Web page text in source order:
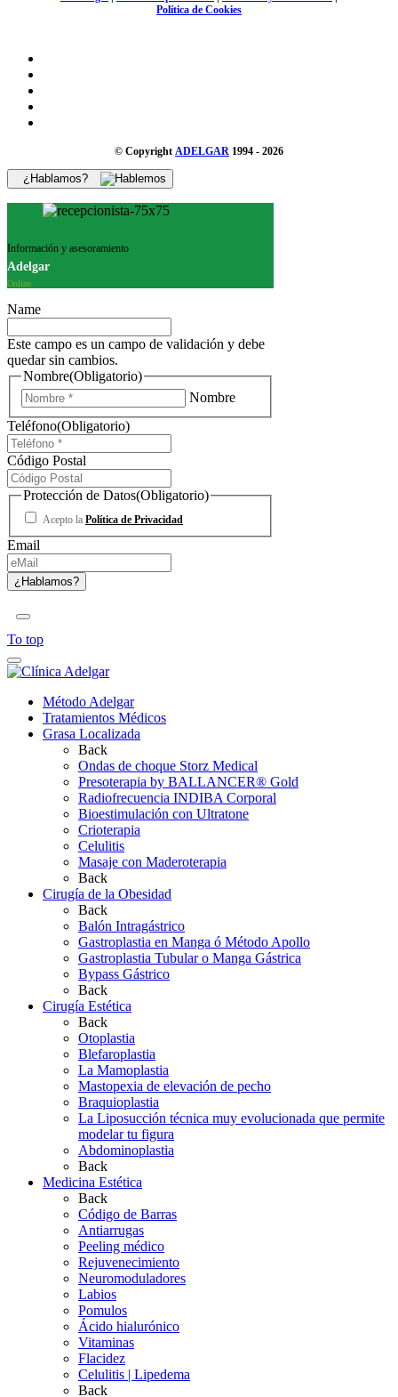
Política de Cookies
© Copyright ADELGAR 1994 - 2026
¿Hablamos?
Información y asesoramiento
Adelgar
Online
Name
Este campo es un campo de validación y debe
quedar sin cambios.
Nombre(Obligatorio)
Nombre
Teléfono(Obligatorio)
Código Postal
Protección de Datos(Obligatorio)
Acepto la Política de Privacidad
Email
To top
Método Adelgar
Tratamientos Médicos
Grasa Localizada
Back
Ondas de choque Storz Medical
Presoterapia by BALLANCER® Gold
Radiofrecuencia INDIBA Corporal
Bioestimulación con Ultratone
Crioterapia
Celulitis
Masaje con Maderoterapia
Back
Cirugía de la Obesidad
Back
Balón Intragástrico
Gastroplastia en Manga ó Método Apollo
Gastroplastia Tubular o Manga Gástrica
Bypass Gástrico
Back
Cirugía Estética
Back
Otoplastia
Blefaroplastia
La Mamoplastia
Mastopexia de elevación de pecho
Braquioplastia
La Liposucción técnica muy evolucionada que permite
modelar tu figura
Abdominoplastia
Back
Medicina Estética
Back
Código de Barras
Antiarrugas
Peeling médico
Rejuvenecimiento
Neuromoduladores
Labios
Pomulos
Ácido hialurónico
Vitaminas
Flacidez
Celulitis | Lipedema
Back